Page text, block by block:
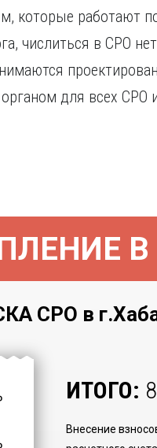
которые работают
числиться в СРО нет
для всех СРО
В
СРО в
ИТОГО:
Внесение